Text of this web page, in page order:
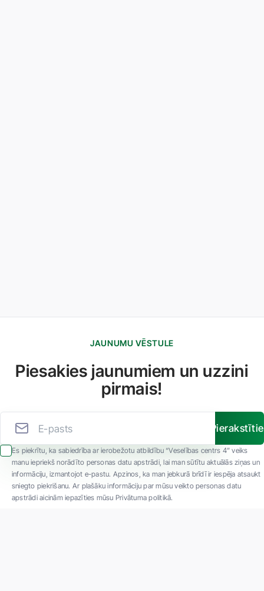
JAUNUMU VĒSTULE
Piesakies jaunumiem un uzzini
pirmais!
Es piekrītu, ka sabiedrība ar ierobežotu atbildību “Veselības centrs 4” veiks
manu iepriekš norādīto personas datu apstrādi, lai man sūtītu aktuālās ziņas un
informāciju, izmantojot e-pastu. Apzinos, ka man jebkurā brīdī ir iespēja atsaukt
sniegto piekrišanu. Ar plašāku informāciju par mūsu veikto personas datu
apstrādi aicinām iepazīties mūsu Privātuma politikā.